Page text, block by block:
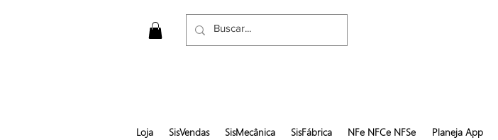
Loja SisVendas SisMecânica SisFábrica NFe NFCe NFSe Planeja App